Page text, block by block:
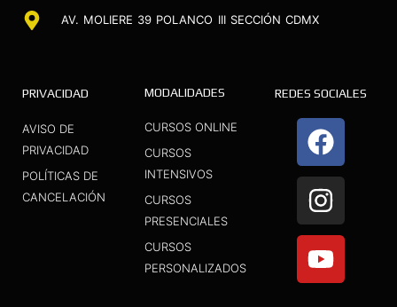
AV. MOLIERE 39 POLANCO III SECCIÓN CDMX
PRIVACIDAD
AVISO DE
PRIVACIDAD
POLÍTICAS DE
CANCELACIÓN
MODALIDADES
CURSOS ONLINE
CURSOS
INTENSIVOS
CURSOS
PRESENCIALES
CURSOS
PERSONALIZADOS
REDES SOCIALES
F
a
c
e
b
o
o
I
n
s
t
a
g
r
Y
o
u
t
u
b
e